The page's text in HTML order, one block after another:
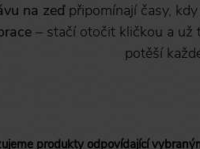
na zeďpřipomínají časy,
– stačí otočit kličkou a už
potěší
produkty odpovídající